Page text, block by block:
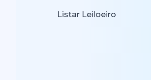
Listar Leiloeiro